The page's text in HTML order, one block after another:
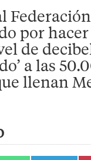
por
de
a las
llenan